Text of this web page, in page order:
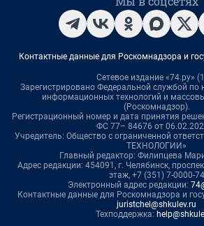
Контактные данные для Роскомнадзора и
Сетевое издание «74.ру»
Зарегистрировано Федеральной службой по
информационных технологий и
(Роскомнадзор).
Регистрационный номер и дата принятия
ФС 77– 84676 от
Учредитель: Общество с ограниченной
ТЕХНОЛОГИИ»
Главный редактор: Филипцева
Адрес редакции: 454091, г. Челябинск,
этаж, +7 (351) 7-0000-74
Электронный адрес редакции:
Контактные данные для Роскомнадзора и
juristchel@shkulev.ru
Техподдержка: